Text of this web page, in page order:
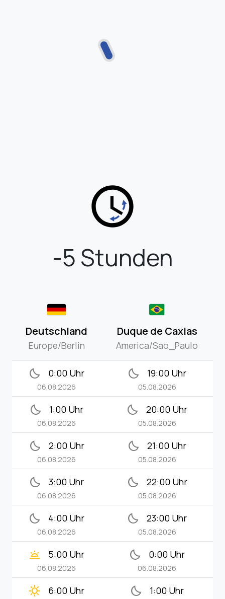
-5 Stunden
Deutschland
Europe/Berlin
Duque de Caxias
America/Sao_Paulo
bedtime 0:00 Uhr
06.08.2026
bedtime 19:00 Uhr
05.08.2026
bedtime 1:00 Uhr
06.08.2026
bedtime 20:00 Uhr
05.08.2026
bedtime 2:00 Uhr
06.08.2026
bedtime 21:00 Uhr
05.08.2026
bedtime 3:00 Uhr
06.08.2026
bedtime 22:00 Uhr
05.08.2026
bedtime 4:00 Uhr
06.08.2026
bedtime 23:00 Uhr
05.08.2026
wb_twilight 5:00 Uhr
06.08.2026
bedtime 0:00 Uhr
06.08.2026
clear_day 6:00 Uhr bedtime 1:00 Uhr